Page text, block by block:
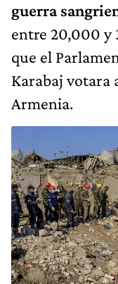
guerra
entre 20,000 y
que el
Karabaj votara
Armenia.